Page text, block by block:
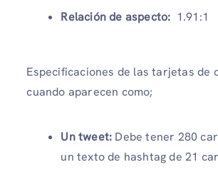
Relación de aspecto: 1.91:1
Especificaciones de las tarjetas de
cuando aparecen como;
Un tweet: Debe tener 280
un texto de hashtag de 21